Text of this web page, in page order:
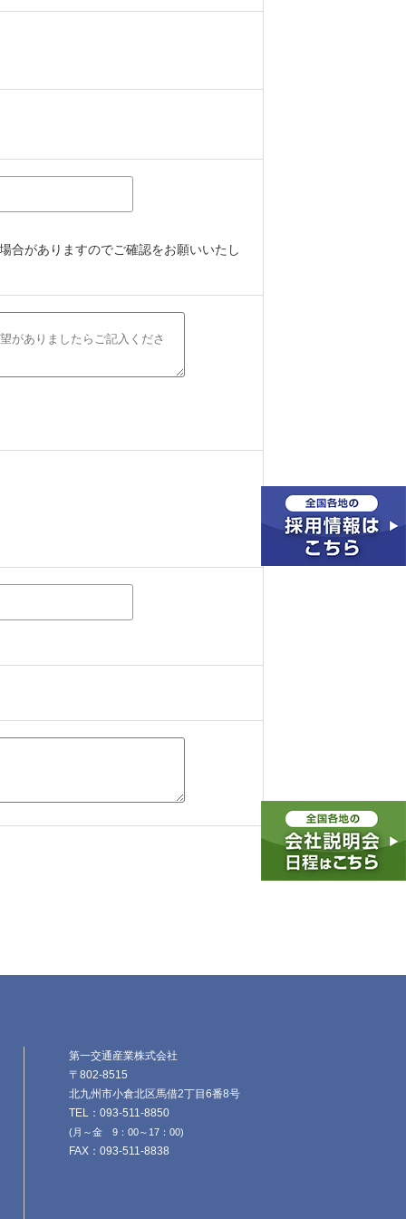
合がありますのでご確認をお願いいたし
第一交通産業株式会社
〒802-8515
北九州市小倉北区馬借2丁目6番8号
TEL：093-511-8850
(月～金 9：00～17：00)
FAX：093-511-8838